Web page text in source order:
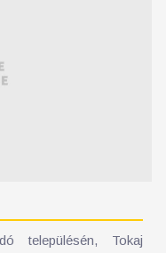
településén, Tokaj